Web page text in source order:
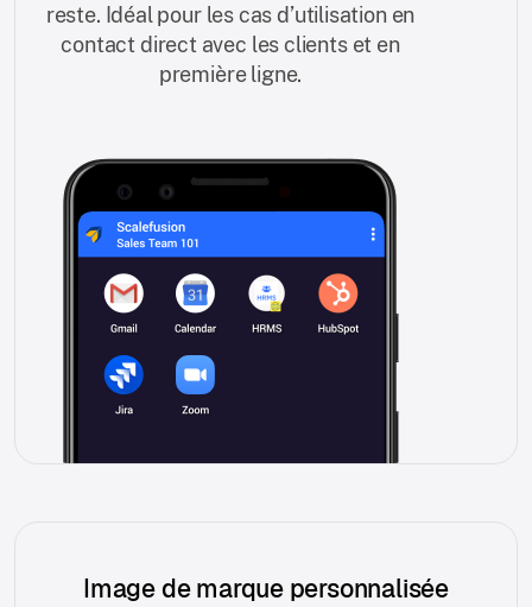
reste. Idéal pour les cas d’utilisation en
contact direct avec les clients et en
première ligne.
Image de marque personnalisée